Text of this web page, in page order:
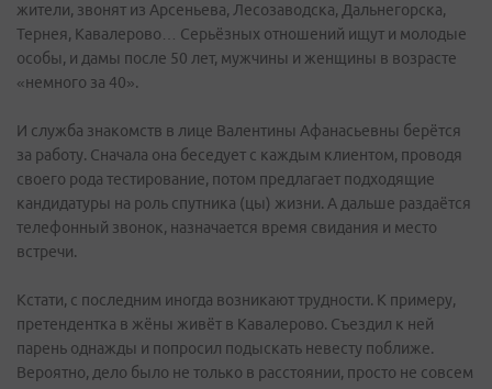
жители, звонят из Арсеньева, Лесозаводска, Дальнегорска,
Тернея, Кавалерово… Серьёзных отношений ищут и молодые
особы, и дамы после 50 лет, мужчины и женщины в возрасте
«немного за 40».
И служба знакомств в лице Валентины Афанасьевны берётся
за работу. Сначала она беседует с каждым клиентом, проводя
своего рода тестирование, потом предлагает подходящие
кандидатуры на роль спутника (цы) жизни. А дальше раздаётся
телефонный звонок, назначается время свидания и место
встречи.
Кстати, с последним иногда возникают трудности. К примеру,
претендентка в жёны живёт в Кавалерово. Съездил к ней
парень однажды и попросил подыскать невесту поближе.
Вероятно, дело было не только в расстоянии, просто не совсем